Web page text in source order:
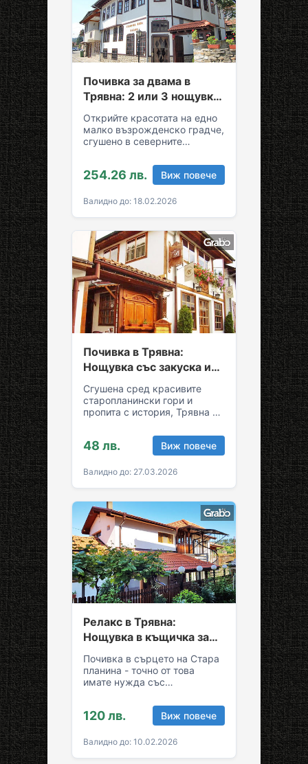
Почивка за двама в
Трявна: 2 или 3 нощувки
със закуски и вечери
Открийте красотата на едно
малко възрожденско градче,
сгушено в северните
За вашия комфортен престой
в Трявна…
254.26 лв. Виж повече
Валидно до: 18.02.2026
Почивка в Трявна:
Нощувка със закуска и
възможност за обяд и
вечеря
Сгушена сред красивите
старопланински гори и
пропита с история, Трявна е
спокойствие и култура!
Грабни ваучер за…
48 лв. Виж повече
Валидно до: 27.03.2026
Релакс в Трявна:
Нощувка в къщичка за
до седем души
Почивка в сърцето на Стара
планина - точно от това
имате нужда със
Съберете свежест и се…
120 лв. Виж повече
Валидно до: 10.02.2026